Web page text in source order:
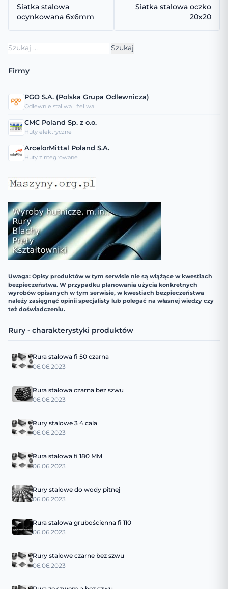
Siatka stalowa
ocynkowana 6x6mm
Siatka stalowa oczko
20x20
Szukaj:
Firmy
PGO S.A. (Polska Grupa Odlewnicza)
Odlewnie staliwa i żeliwa
CMC Poland Sp. z o.o.
Huty elektryczne
ArcelorMittal Poland S.A.
Huty zintegrowane
Uwaga: Opisy produktów w tym serwisie nie są wiążące w kwestiach
bezpieczeństwa. W przypadku planowania użycia konkretnych
wyrobów opisanych w tym serwisie, w kwestiach bezpieczeństwa
należy zasięgnąć opinii specjalisty lub polegać na własnej wiedzy czy
też doświadczeniu.
Rury - charakterystyki produktów
Rura stalowa fi 50 czarna
06.06.2023
Rura stalowa czarna bez szwu
06.06.2023
Rury stalowe 3 4 cala
06.06.2023
Rura stalowa fi 180 MM
06.06.2023
Rury stalowe do wody pitnej
06.06.2023
Rura stalowa grubościenna fi 110
06.06.2023
Rury stalowe czarne bez szwu
06.06.2023